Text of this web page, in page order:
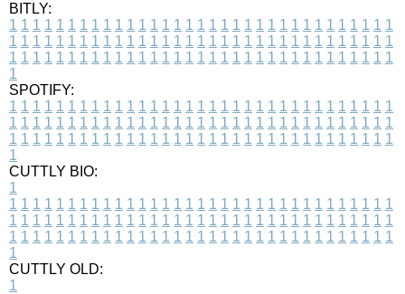
BITLY:
1 1 1 1 1 1 1 1 1 1 1 1 1 1 1 1 1 1 1 1 1 1 1 1 1 1 1 1 1 1 1 1 1
1 1 1 1 1 1 1 1 1 1 1 1 1 1 1 1 1 1 1 1 1 1 1 1 1 1 1 1 1 1 1 1 1
1 1 1 1 1 1 1 1 1 1 1 1 1 1 1 1 1 1 1 1 1 1 1 1 1 1 1 1 1 1 1 1 1
1
SPOTIFY:
1 1 1 1 1 1 1 1 1 1 1 1 1 1 1 1 1 1 1 1 1 1 1 1 1 1 1 1 1 1 1 1 1
1 1 1 1 1 1 1 1 1 1 1 1 1 1 1 1 1 1 1 1 1 1 1 1 1 1 1 1 1 1 1 1 1
1 1 1 1 1 1 1 1 1 1 1 1 1 1 1 1 1 1 1 1 1 1 1 1 1 1 1 1 1 1 1 1 1
1
CUTTLY BIO:
1
1 1 1 1 1 1 1 1 1 1 1 1 1 1 1 1 1 1 1 1 1 1 1 1 1 1 1 1 1 1 1 1 1
1 1 1 1 1 1 1 1 1 1 1 1 1 1 1 1 1 1 1 1 1 1 1 1 1 1 1 1 1 1 1 1 1
1 1 1 1 1 1 1 1 1 1 1 1 1 1 1 1 1 1 1 1 1 1 1 1 1 1 1 1 1 1 1 1 1
1
CUTTLY OLD:
1